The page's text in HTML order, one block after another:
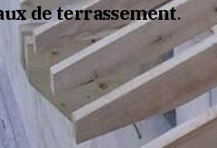
de terrassement.